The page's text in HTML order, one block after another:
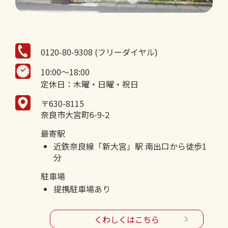
0120-80-9308 (フリーダイヤル)
10:00～18:00
定休日：木曜・日曜・祝日
〒630-8115
奈良市大宮町6-9-2
最寄駅
近鉄奈良線「新大宮」駅 南出口から徒歩1
分
駐車場
提携駐車場あり
くわしくはこちら